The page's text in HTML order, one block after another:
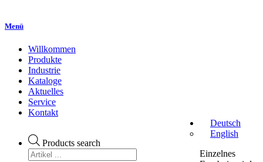
Menü
Willkommen
Produkte
Industrie
Kataloge
Aktuelles
Service
Kontakt
Products search
Deutsch
English
Einzelnes